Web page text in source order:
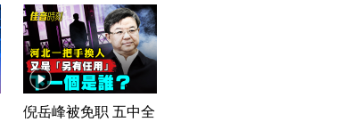
倪岳峰被免职 五中全